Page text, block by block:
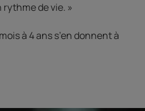
de vie. »
à 4 ans s’en donnent à